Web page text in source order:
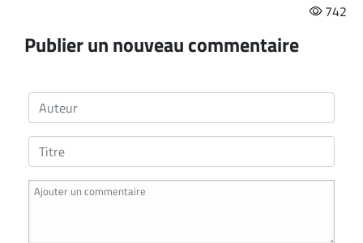
742
Publier un nouveau commentaire